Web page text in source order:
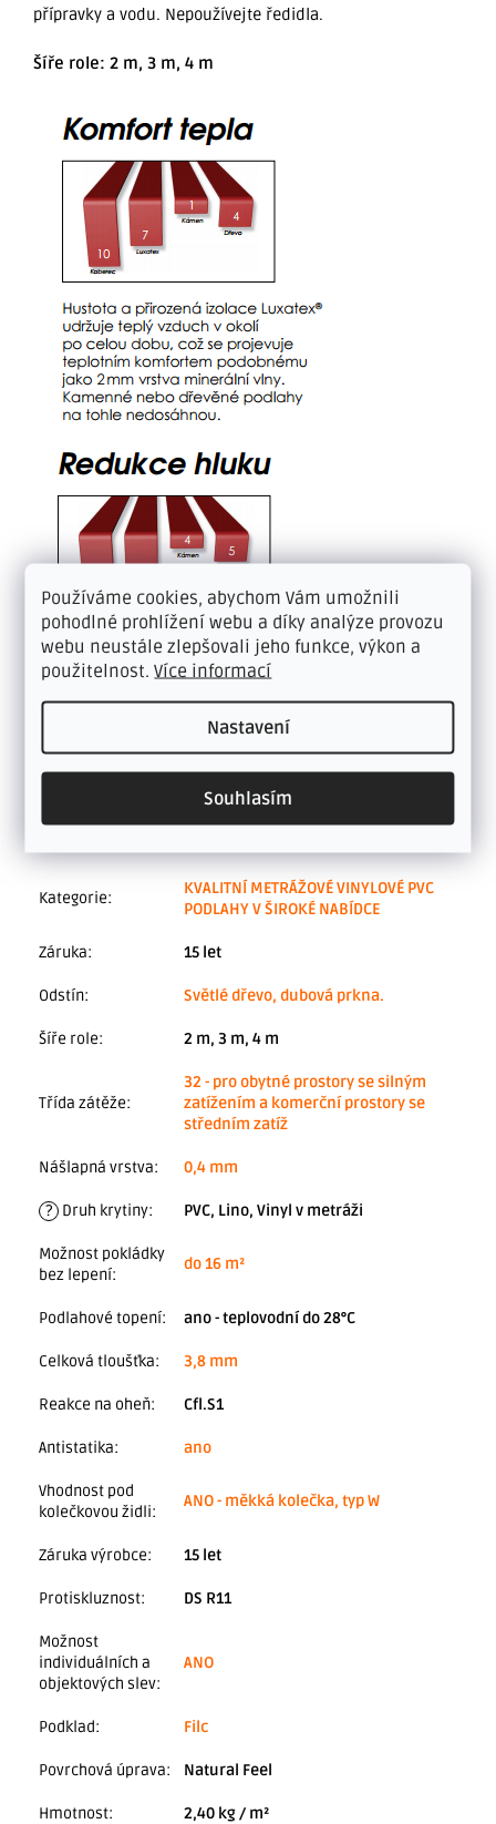
Používáme cookies, abychom Vám umožnili
pohodlné prohlížení webu a díky analýze provozu
webu neustále zlepšovali jeho funkce, výkon a
použitelnost.Více informací
Nastavení
Souhlasím
přípravky a vodu. Nepoužívejte ředidla.
Šíře role: 2 m, 3 m, 4 m
Doplňkové parametry
Kategorie:
KVALITNÍ METRÁŽOVÉ VINYLOVÉ PVC
PODLAHY V ŠIROKÉ NABÍDCE
Záruka: 15 let
Odstín: Světlé dřevo, dubová prkna.
Šíře role: 2 m, 3 m, 4 m
Třída zátěže:
32 - pro obytné prostory se silným
zatížením a komerční prostory se
středním zatíž
Nášlapná vrstva: 0,4 mm
? Druh krytiny: PVC, Lino, Vinyl v metráži
Možnost pokládky
bez lepení:
do 16 m²
Podlahové topení: ano - teplovodní do 28°C
Celková tloušťka: 3,8 mm
Reakce na oheň: Cfl.S1
Antistatika: ano
Vhodnost pod
kolečkovou židli:
ANO - měkká kolečka, typ W
Záruka výrobce: 15 let
Protiskluznost: DS R11
Možnost
individuálních a
objektových slev:
ANO
Podklad: Filc
Povrchová úprava: Natural Feel
Hmotnost: 2,40 kg / m²